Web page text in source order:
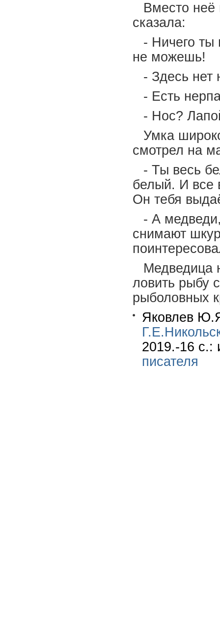
Вместо
сказала:
- Ничего
не можешь!
- Здесь нет
- Есть
- Нос?
Умка
смотрел на
- Ты весь
белый. И все
Он тебя
- А
снимают
Медведица
ловить рыбу
рыболовных
Яковлев
2019.-16
писателя